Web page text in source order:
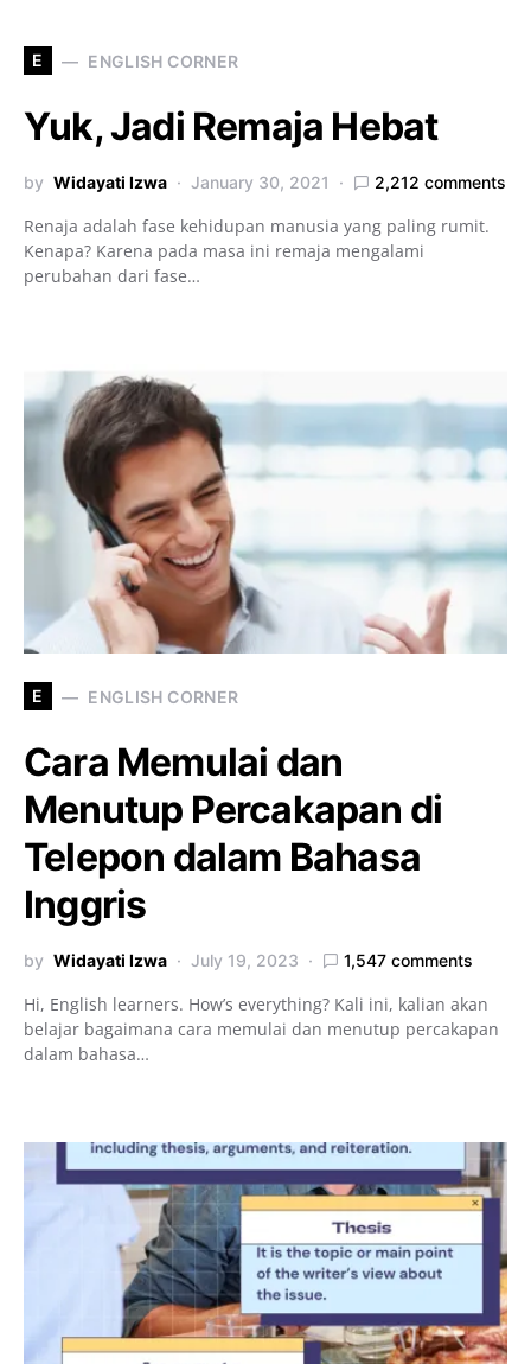
E ENGLISH CORNER
Yuk, Jadi Remaja Hebat
by Widayati Izwa January 30, 2021 2,212 comments
Renaja adalah fase kehidupan manusia yang paling rumit.
Kenapa? Karena pada masa ini remaja mengalami
perubahan dari fase…
E ENGLISH CORNER
Cara Memulai dan
Menutup Percakapan di
Telepon dalam Bahasa
Inggris
by Widayati Izwa July 19, 2023 1,547 comments
Hi, English learners. How’s everything? Kali ini, kalian akan
belajar bagaimana cara memulai dan menutup percakapan
dalam bahasa…